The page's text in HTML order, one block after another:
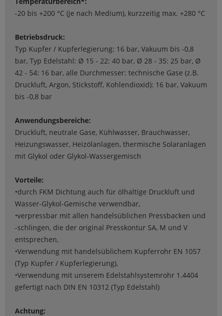
-20 bis +200 °C (je nach Medium), kurzzeitig max. +280 °C
Betriebsdruck:
Typ Kupfer / Kupferlegierung: 16 bar, Vakuum bis -0,8
bar, Typ Edelstahl: Ø 15 - 22: 40 bar, Ø 28 - 35: 25 bar, Ø
42 - 54: 16 bar, alle Durchmesser: technische Gase (z.B.
Druckluft, Argon, Stickstoff, Kohlendioxid): 16 bar, Vakuum
bis -0,8 bar
Anwendungsbereiche:
Druckluft, neutrale Gase, Kühlwasser, Brauchwasser,
Heizungswasser, Heizölanlagen, thermische Solaranlagen
mit Glykol oder Glykol-Wassergemisch
Vorteile:
•durch FKM Dichtung auch für ölhaltige Druckluft und
Wasser-Glykol-Gemische verwendbar,
•verpressbar mit allen handelsüblichen Pressbacken und
-schlingen, die der original Presskontur SA, M und V
entsprechen,
•Verwendung mit handelsüblichem Kupferrohr EN 1057
(Typ Kupfer / Kupferlegierung),
•Verwendung mit unserem Edelstahlsystemrohr 1.4404
gefertigt nach DIN EN 10312 (Typ Edelstahl)
Achtung: